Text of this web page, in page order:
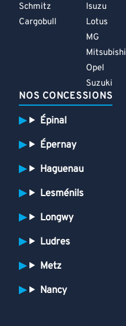
Schmitz
Cargobull
Isuzu
Lotus
MG
Mitsubishi
Opel
Suzuki
NOS CONCESSIONS
Épinal
Épernay
Haguenau
Lesménils
Longwy
Ludres
Metz
Nancy